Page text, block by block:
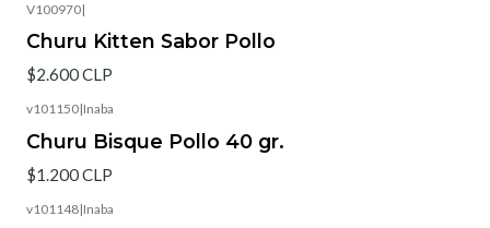
V100970|
Churu Kitten Sabor Pollo
$2.600 CLP
v101150|Inaba
Churu Bisque Pollo 40 gr.
$1.200 CLP
v101148|Inaba